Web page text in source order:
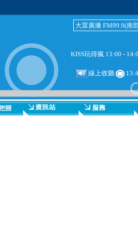
大眾廣播 FM99.9(南
KISS玩得瘋 13:00 -
線上收聽